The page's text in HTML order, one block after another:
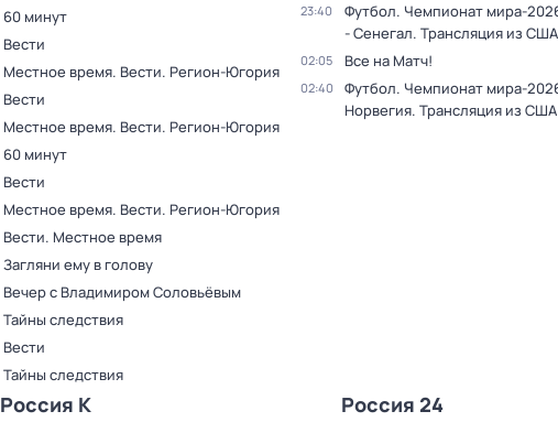
60 минут
Вести
Местное время. Вести. Регион-Югория
Вести
Местное время. Вести. Регион-Югория
60 минут
Вести
Местное время. Вести. Регион-Югория
Вести. Местное время
Загляни ему в голову
Вечер с Владимиром Соловьёвым
Тайны следствия
Вести
Тайны следствия
23:40
Футбол. Чемпионат мира-
- Сенегал. Трансляция из США
02:05 Все на Матч!
02:40
Футбол. Чемпионат мира-
Норвегия. Трансляция из США
Россия К Россия 24